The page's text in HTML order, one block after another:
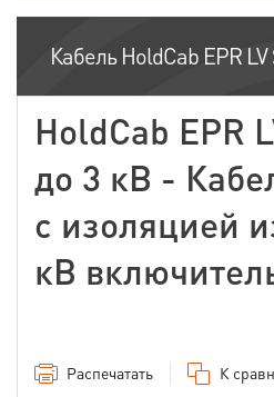
Кабель HoldCab EPR
HoldCab EPR
до 3 кВ -
с изоляцией
кВ
Распечатать К